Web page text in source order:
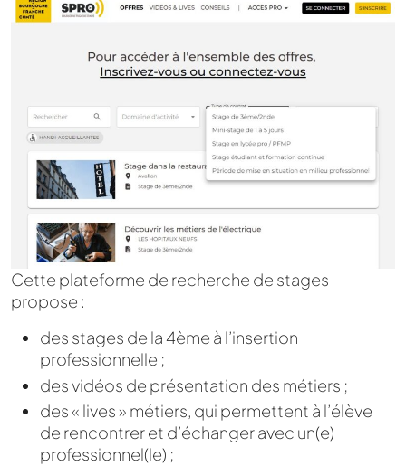
Cette plateforme de recherche de stages
propose :
des stages de la 4ème à l’insertion
professionnelle ;
des vidéos de présentation des métiers ;
des « lives » métiers, qui permettent à l’élève
de rencontrer et d’échanger avec un(e)
professionnel(le) ;